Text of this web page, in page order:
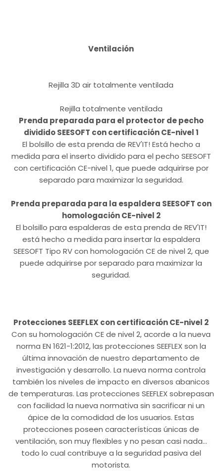
Ventilación
Rejilla 3D air totalmente ventilada
Rejilla totalmente ventilada
Prenda preparada para el protector de pecho
dividido SEESOFT con certificación CE-nivel 1
El bolsillo de esta prenda de REV'IT! Está hecho a
medida para el inserto dividido para el pecho SEESOFT
con certificación CE-nivel 1, que puede adquirirse por
separado para maximizar la seguridad.
Prenda preparada para la espaldera SEESOFT con
homologación CE-nivel 2
El bolsillo para espalderas de esta prenda de REV'IT!
está hecho a medida para insertar la espaldera
SEESOFT Tipo RV con homologación CE de nivel 2, que
puede adquirirse por separado para maximizar la
seguridad.
Protecciones SEEFLEX con certificación CE-nivel 2
Con su homologación CE de nivel 2, acorde a la nueva
norma EN 1621-1:2012, las protecciones SEEFLEX son la
última innovación de nuestro departamento de
investigación y desarrollo. La nueva norma controla
también los niveles de impacto en diversos abanicos
de temperaturas. Las protecciones SEEFLEX sobrepasan
con facilidad la nueva normativa sin sacrificar ni un
ápice de la comodidad de los usuarios. Estas
protecciones poseen características únicas de
ventilación, son muy flexibles y no pesan casi nada…
todo lo cual contribuye a la seguridad pasiva del
motorista.